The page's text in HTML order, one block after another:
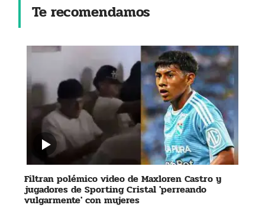
Te recomendamos
Filtran polémico video de Maxloren Castro y
jugadores de Sporting Cristal 'perreando
vulgarmente' con mujeres